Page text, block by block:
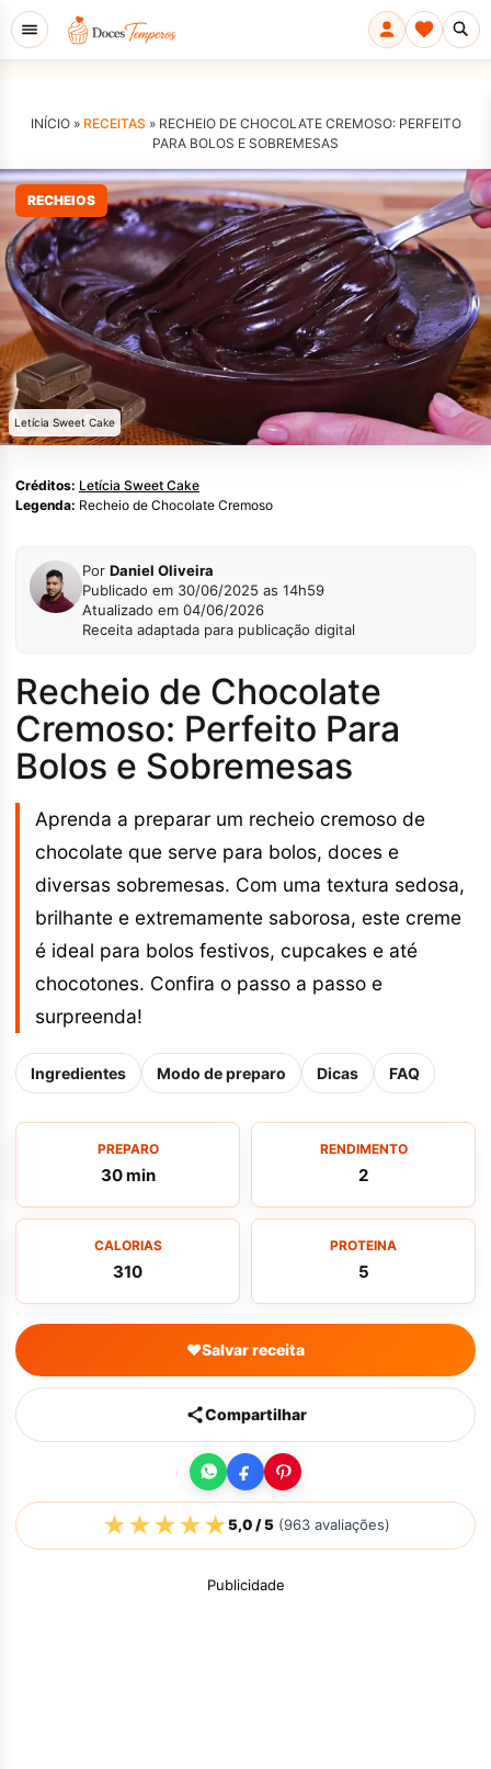
INÍCIO » RECEITAS » RECHEIO DE CHOCOLATE CREMOSO: PERFEITO
PARA BOLOS E SOBREMESAS
RECHEIOS
Letícia Sweet Cake
Créditos: Letícia Sweet Cake
Legenda: Recheio de Chocolate Cremoso
Por Daniel Oliveira
Publicado em 30/06/2025 as 14h59
Atualizado em 04/06/2026
Receita adaptada para publicação digital
Recheio de Chocolate
Cremoso: Perfeito Para
Bolos e Sobremesas
Aprenda a preparar um recheio cremoso de
chocolate que serve para bolos, doces e
diversas sobremesas. Com uma textura sedosa,
brilhante e extremamente saborosa, este creme
é ideal para bolos festivos, cupcakes e até
chocotones. Confira o passo a passo e
surpreenda!
Ingredientes Modo de preparo Dicas FAQ
PREPARO
30 min
RENDIMENTO
2
CALORIAS
310
PROTEINA
5
♥Salvar receita
Compartilhar
★★★★★5,0/ 5(963avaliações)
Publicidade